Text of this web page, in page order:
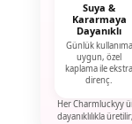
Suya &
Kararmaya
Dayanıklı
Günlük kullanıma
uygun, özel
kaplama ile ekstra
direnç.
Her Charmluckyy
dayanıklılıkla